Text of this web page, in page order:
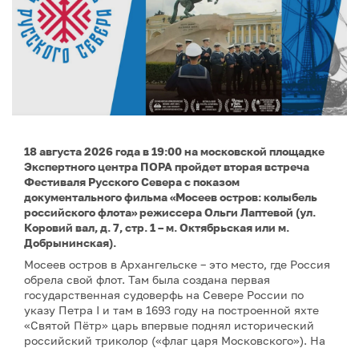
18 августа 2026 года в 19:00 на московской площадке
Экспертного центра ПОРА пройдет вторая встреча
Фестиваля Русского Севера с показом
документального фильма «Мосеев остров: колыбель
российского флота» режиссера Ольги Лаптевой (ул.
Коровий вал, д. 7, стр. 1 – м. Октябрьская или м.
Добрынинская).
Мосеев остров в Архангельске – это место, где Россия
обрела свой флот. Там была создана первая
государственная судоверфь на Севере России по
указу Петра I и там в 1693 году на построенной яхте
«Святой Пётр» царь впервые поднял исторический
российский триколор («флаг царя Московского»). На